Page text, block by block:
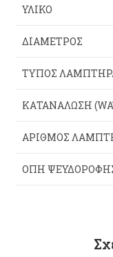
ΥΛΙΚΌ
ΔΙΆΜΕΤΡΟΣ
ΤΎΠΟΣ
ΚΑΤΑΝΆΛΩΣΗ
ΑΡΙΘΜΌΣ
ΟΠΉ